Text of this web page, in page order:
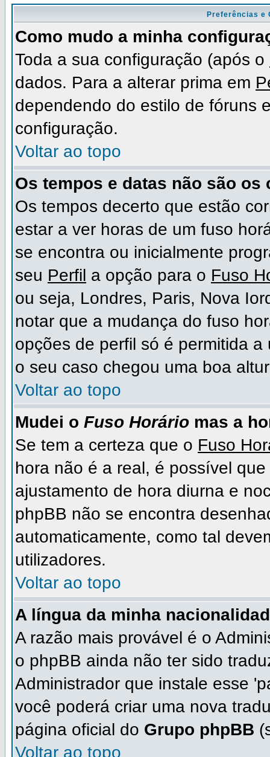
Preferências e
Como mudo a minha
Toda a sua configuração (após o
dados. Para a alterar prima em
dependendo do estilo de fóruns
configuração.
Voltar ao topo
Os tempos e datas não são os
Os tempos decerto que estão
estar a ver horas de um fuso
se encontra ou inicialmente
seu Perfil a opção para o Fuso
ou seja, Londres, Paris, Nova
notar que a mudança do fuso
opções de perfil só é permitida
o seu caso chegou uma boa
Voltar ao topo
Mudei o Fuso Horário mas a
Se tem a certeza que o Fuso
hora não é a real, é possível
ajustamento de hora diurna e
phpBB não se encontra
automaticamente, como tal
utilizadores.
Voltar ao topo
A língua da minha
A razão mais provável é o
o phpBB ainda não ter sido
Administrador que instale esse
você poderá criar uma nova
página oficial do Grupo phpBB
Voltar ao topo